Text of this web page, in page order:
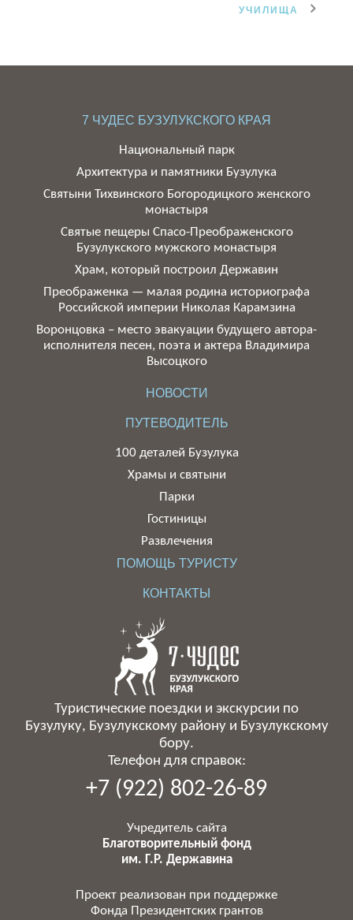
УЧИЛИЩА
7 ЧУДЕС БУЗУЛУКСКОГО КРАЯ
Национальный парк
Архитектура и памятники Бузулука
Святыни Тихвинского Богородицкого женского
монастыря
Святые пещеры Спасо-Преображенского
Бузулукского мужского монастыря
Храм, который построил Державин
Преображенка — малая родина историографа
Российской империи Николая Карамзина
Воронцовка – место эвакуации будущего автора-
исполнителя песен, поэта и актера Владимира
Высоцкого
НОВОСТИ
ПУТЕВОДИТЕЛЬ
100 деталей Бузулука
Храмы и святыни
Парки
Гостиницы
Развлечения
ПОМОЩЬ ТУРИСТУ
КОНТАКТЫ
Туристические поездки и экскурсии по
Бузулуку, Бузулукскому району и Бузулукскому
бору.
Телефон для справок:
+7 (922) 802-26-89
Учредитель сайта
Благотворительный фонд
им. Г.Р. Державина
Проект реализован при поддержке
Фонда Президентских грантов